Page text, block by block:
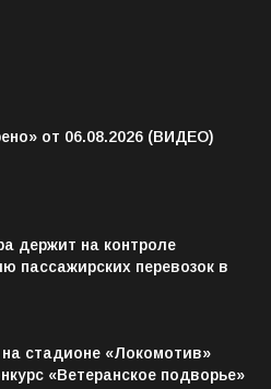
от 06.08.2026 (ВИДЕО)
держит на контроле